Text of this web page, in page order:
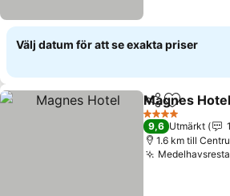
Välj datum för att se exakta priser
Dela Lägg till i
Magnes Hotel
4 Stjärnor
9,6 Utmärkt
1.6 km till